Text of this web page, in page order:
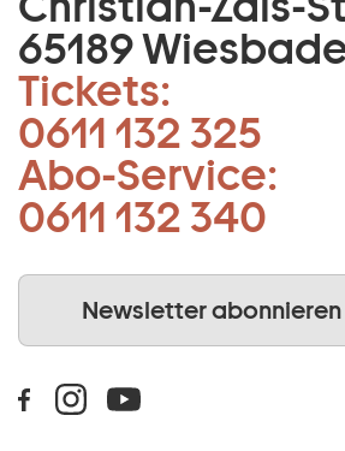
65189
Tickets:
0611 132 325
Abo-Service:
0611 132 340
Newsletter abonnieren